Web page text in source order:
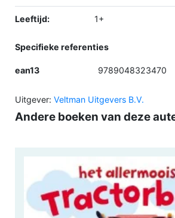
Leeftijd: 1+
Specifieke referenties
ean13 9789048323470
Uitgever: Veltman Uitgevers B.V.
Andere boeken van deze